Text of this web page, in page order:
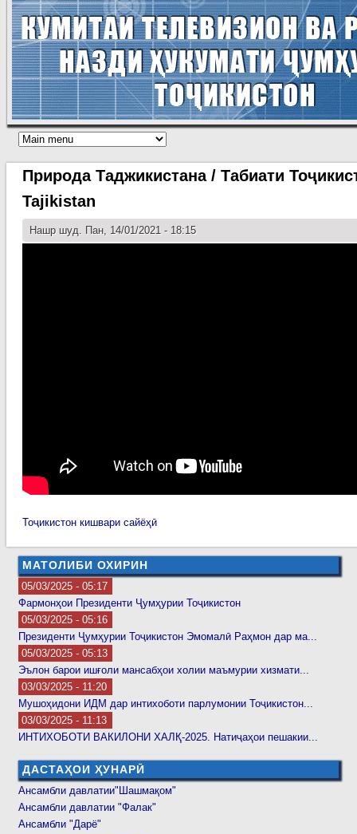
Природа Таджикистана / Табиати
Tajikistan
Нашр шуд. Пан, 14/01/2021 - 18:15
Тоҷикистон кишвари сайёҳӣ
МАТОЛИБИ ОХИРИН
05/03/2025 - 05:17
Фармонҳои Президенти Ҷумҳурии Тоҷикистон
05/03/2025 - 05:16
Президенти Ҷумҳурии Тоҷикистон Эмомалӣ Раҳмон дар ма...
05/03/2025 - 05:13
Эълон барои ишғоли мансабҳои холии маъмурии хизмати...
03/03/2025 - 11:20
Мушоҳидони ИДМ дар интихоботи парлумонии Тоҷикистон...
03/03/2025 - 11:13
ИНТИХОБОТИ ВАКИЛОНИ ХАЛҚ-2025. Натиҷаҳои пешакии...
ДАСТАҲОИ ҲУНАРӢ
Ансамбли давлатии"Шашмақом"
Ансамбли давлатии "Фалак"
Ансамбли "Дарё"